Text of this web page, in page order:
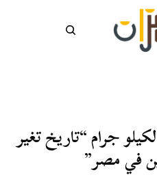
جرام “تاريخ تغير
في مصر”